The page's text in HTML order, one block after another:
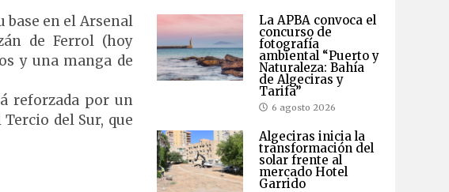
base en el Arsenal
de Ferrol (hoy
y una manga de
reforzada por un
del Sur, que
La APBA convoca el
concurso de
fotografía
ambiental “Puerto y
Naturaleza: Bahía
de Algeciras y
Tarifa”
6 agosto 2026
Algeciras inicia la
transformación del
solar frente al
mercado Hotel
Garrido